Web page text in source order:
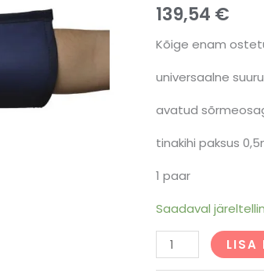
139,54 €
Kõige enam
universaalne
avatud
tinakihi paksus
1 paar
Saadaval
LISA